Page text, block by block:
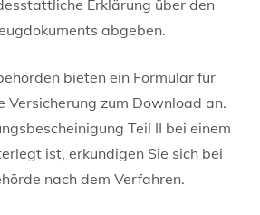
Erklärung über den
abgeben.
bieten ein Formular für
Versicherung zum Download an.
Teil II bei einem
ist, erkundigen Sie sich bei
nach dem Verfahren.